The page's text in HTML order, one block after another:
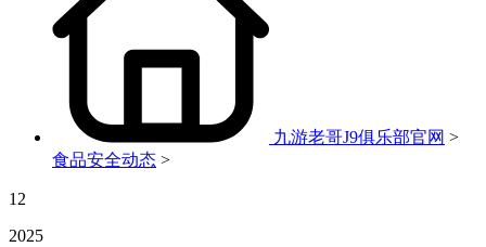
九游老哥J9俱乐部官网 >
食品安全动态 >
12
2025